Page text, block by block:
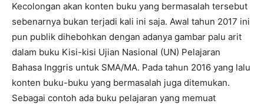
Kecolongan akan konten buku yang bermasalah tersebut
sebenarnya bukan terjadi kali ini saja. Awal tahun 2017 ini
pun publik dihebohkan dengan adanya gambar palu arit
dalam buku Kisi-kisi Ujian Nasional (UN) Pelajaran
Bahasa Inggris untuk SMA/MA. Pada tahun 2016 yang lalu
konten buku-buku yang bermasalah juga ditemukan.
Sebagai contoh ada buku pelajaran yang memuat